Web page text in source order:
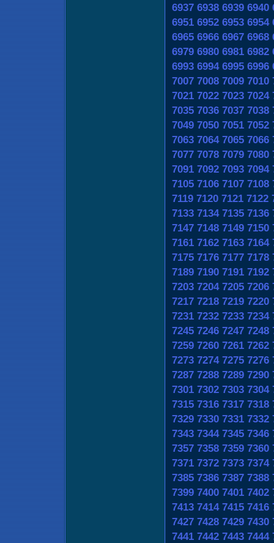
6937 6938 6939 6940
6951 6952 6953 6954
6965 6966 6967 6968
6979 6980 6981 6982
6993 6994 6995 6996
7007 7008 7009 7010
7021 7022 7023 7024
7035 7036 7037 7038
7049 7050 7051 7052
7063 7064 7065 7066
7077 7078 7079 7080
7091 7092 7093 7094
7105 7106 7107 7108
7119 7120 7121 7122
7133 7134 7135 7136
7147 7148 7149 7150
7161 7162 7163 7164
7175 7176 7177 7178
7189 7190 7191 7192
7203 7204 7205 7206
7217 7218 7219 7220
7231 7232 7233 7234
7245 7246 7247 7248
7259 7260 7261 7262
7273 7274 7275 7276
7287 7288 7289 7290
7301 7302 7303 7304
7315 7316 7317 7318
7329 7330 7331 7332
7343 7344 7345 7346
7357 7358 7359 7360
7371 7372 7373 7374
7385 7386 7387 7388
7399 7400 7401 7402
7413 7414 7415 7416
7427 7428 7429 7430
7441 7442 7443 7444